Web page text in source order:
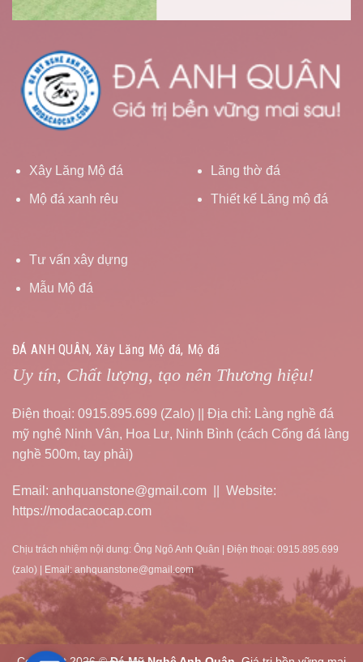
Xây Lăng Mộ đá
Mộ đá xanh rêu
Lăng thờ đá
Thiết kế Lăng mộ đá
Tư vấn xây dựng
Mẫu Mộ đá
ĐÁ ANH QUÂN, Xây Lăng Mộ đá, Mộ đá
Uy tín, Chất lượng, tạo nên Thương hiệu!
Điện thoại: 0915.895.699 (Zalo) || Địa chỉ: Làng nghề đá
mỹ nghệ Ninh Vân, Hoa Lư, Ninh Bình (cách Cổng đá làng
nghề 500m, tay phải)
Email: anhquanstone@gmail.com || Website:
https://modacaocap.com
Chịu trách nhiệm nội dung: Ông Ngô Anh Quân | Điện thoại: 0915.895.699
(zalo) | Email: anhquanstone@gmail.com